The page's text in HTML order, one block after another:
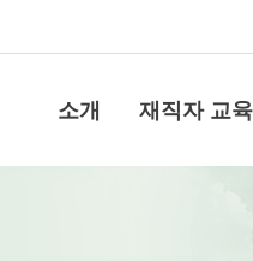
소개 재직자 교육